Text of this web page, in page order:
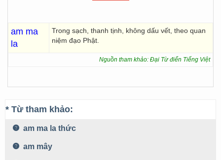
am ma
la
Trong sạch, thanh tịnh, không dấu vết, theo quan
niệm đạo Phật.
Nguồn tham khảo: Đại Từ điển Tiếng Việt
* Từ tham khảo:
am ma la thức
am mây